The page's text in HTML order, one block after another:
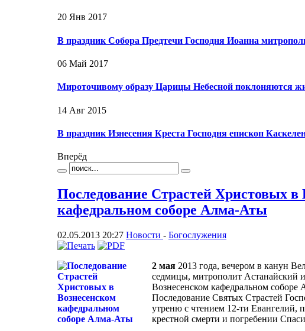
20 Янв 2017
В праздник Собора Предтечи Господня Иоанна
06 Май 2017
Мироточивому образу Царицы Небесной поклоняются
14 Авг 2015
В праздник Изнесения Креста Господня епископ
Вперёд
Последование Страстей Христовых в
кафедральном соборе Алма-Аты
02.05.2013 20:27 Новости - Богослужения
2 мая 2013 года, вечером в канун
седмицы, митрополит Астанайский
Вознесенском кафедральном
Последование Святых Страстей
утреню с чтением 12-ти Евангелий,
крестной смерти и погребении